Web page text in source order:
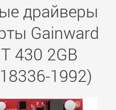
драйверы
Gainward
430 2GB
1992)